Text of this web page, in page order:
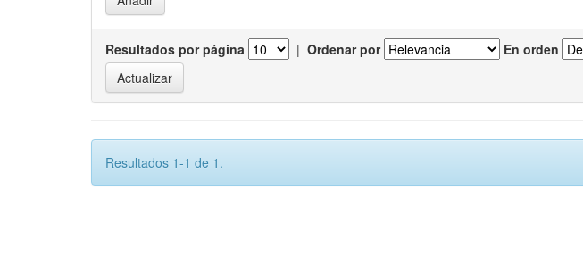
Resultados por página | Ordenar por En orden
Resultados 1-1 de 1.